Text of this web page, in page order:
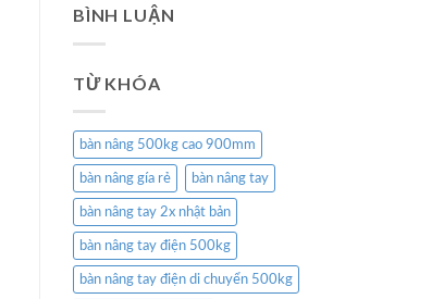
BÌNH LUẬN
TỪ KHÓA
bàn nâng 500kg cao 900mm
bàn nâng gía rẻ bàn nâng tay
bàn nâng tay 2x nhật bản
bàn nâng tay điện 500kg
bàn nâng tay điện di chuyển 500kg